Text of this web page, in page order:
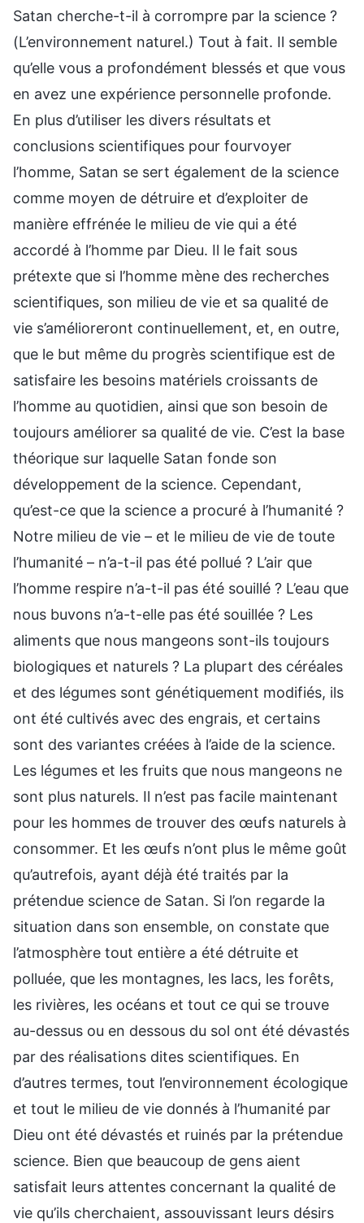
Satan cherche-t-il à corrompre par la science ?
(L’environnement naturel.) Tout à fait. Il semble
qu’elle vous a profondément blessés et que vous
en avez une expérience personnelle profonde.
En plus d’utiliser les divers résultats et
conclusions scientifiques pour fourvoyer
l’homme, Satan se sert également de la science
comme moyen de détruire et d’exploiter de
manière effrénée le milieu de vie qui a été
accordé à l’homme par Dieu. Il le fait sous
prétexte que si l’homme mène des recherches
scientifiques, son milieu de vie et sa qualité de
vie s’amélioreront continuellement, et, en outre,
que le but même du progrès scientifique est de
satisfaire les besoins matériels croissants de
l’homme au quotidien, ainsi que son besoin de
toujours améliorer sa qualité de vie. C’est la base
théorique sur laquelle Satan fonde son
développement de la science. Cependant,
qu’est-ce que la science a procuré à l’humanité ?
Notre milieu de vie – et le milieu de vie de toute
l’humanité – n’a-t-il pas été pollué ? L’air que
l’homme respire n’a-t-il pas été souillé ? L’eau que
nous buvons n’a-t-elle pas été souillée ? Les
aliments que nous mangeons sont-ils toujours
biologiques et naturels ? La plupart des céréales
et des légumes sont génétiquement modifiés, ils
ont été cultivés avec des engrais, et certains
sont des variantes créées à l’aide de la science.
Les légumes et les fruits que nous mangeons ne
sont plus naturels. Il n’est pas facile maintenant
pour les hommes de trouver des œufs naturels à
consommer. Et les œufs n’ont plus le même goût
qu’autrefois, ayant déjà été traités par la
prétendue science de Satan. Si l’on regarde la
situation dans son ensemble, on constate que
l’atmosphère tout entière a été détruite et
polluée, que les montagnes, les lacs, les forêts,
les rivières, les océans et tout ce qui se trouve
au-dessus ou en dessous du sol ont été dévastés
par des réalisations dites scientifiques. En
d’autres termes, tout l’environnement écologique
et tout le milieu de vie donnés à l’humanité par
Dieu ont été dévastés et ruinés par la prétendue
science. Bien que beaucoup de gens aient
satisfait leurs attentes concernant la qualité de
vie qu’ils cherchaient, assouvissant leurs désirs